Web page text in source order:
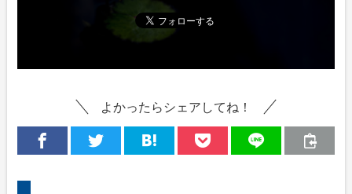
よかったらシェアしてね！